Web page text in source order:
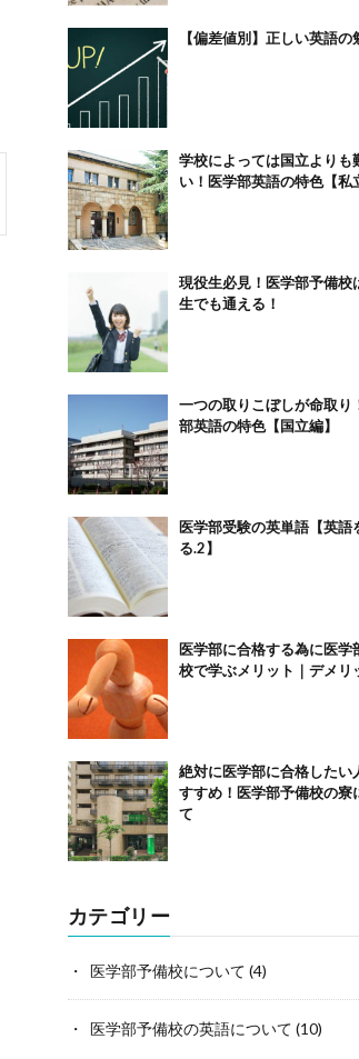
【偏差値別】正しい英語の
学校によっては国立よりも
い！医学部英語の特色【私
現役生必見！医学部予備校
生でも通える！
一つの取りこぼしが命取り
部英語の特色【国立編】
医学部受験の英単語【英語
る.2】
医学部に合格する為に医学
校で学ぶメリット｜デメリ
絶対に医学部に合格したい
すすめ！医学部予備校の寮
て
カテゴリー
医学部予備校について (4)
医学部予備校の英語について (10)